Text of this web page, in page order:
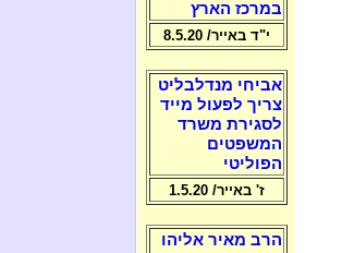
במרכז הארץ
י"ד באייר/ 8.5.20
אביחי מנדלבליט
צריך לפעול מייד
לסגירת משרד
המשפטים
הפוליטי
ז' באייר/ 1.5.20
הרב מאיר אליהו